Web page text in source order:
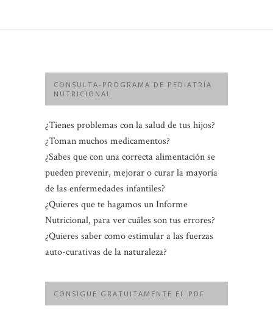
CONSULTA-PROGRAMA DE PEDIATRÍA
NUTRICIONAL
¿Tienes problemas con la salud de tus hijos?
¿Toman muchos medicamentos?
¿Sabes que con una correcta alimentación se
pueden prevenir, mejorar o curar la mayoría
de las enfermedades infantiles?
¿Quieres que te hagamos un Informe
Nutricional, para ver cuáles son tus errores?
¿Quieres saber como estimular a las fuerzas
auto-curativas de la naturaleza?
CONSIGUE GRATUITAMENTE EL PDF